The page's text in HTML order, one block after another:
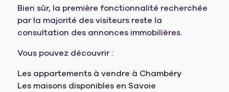
Bien sûr, la première fonctionnalité recherchée
par la majorité des visiteurs reste la
consultation des annonces immobilières.
Vous pouvez découvrir :
Les appartements à vendre à Chambéry
Les maisons disponibles en Savoie